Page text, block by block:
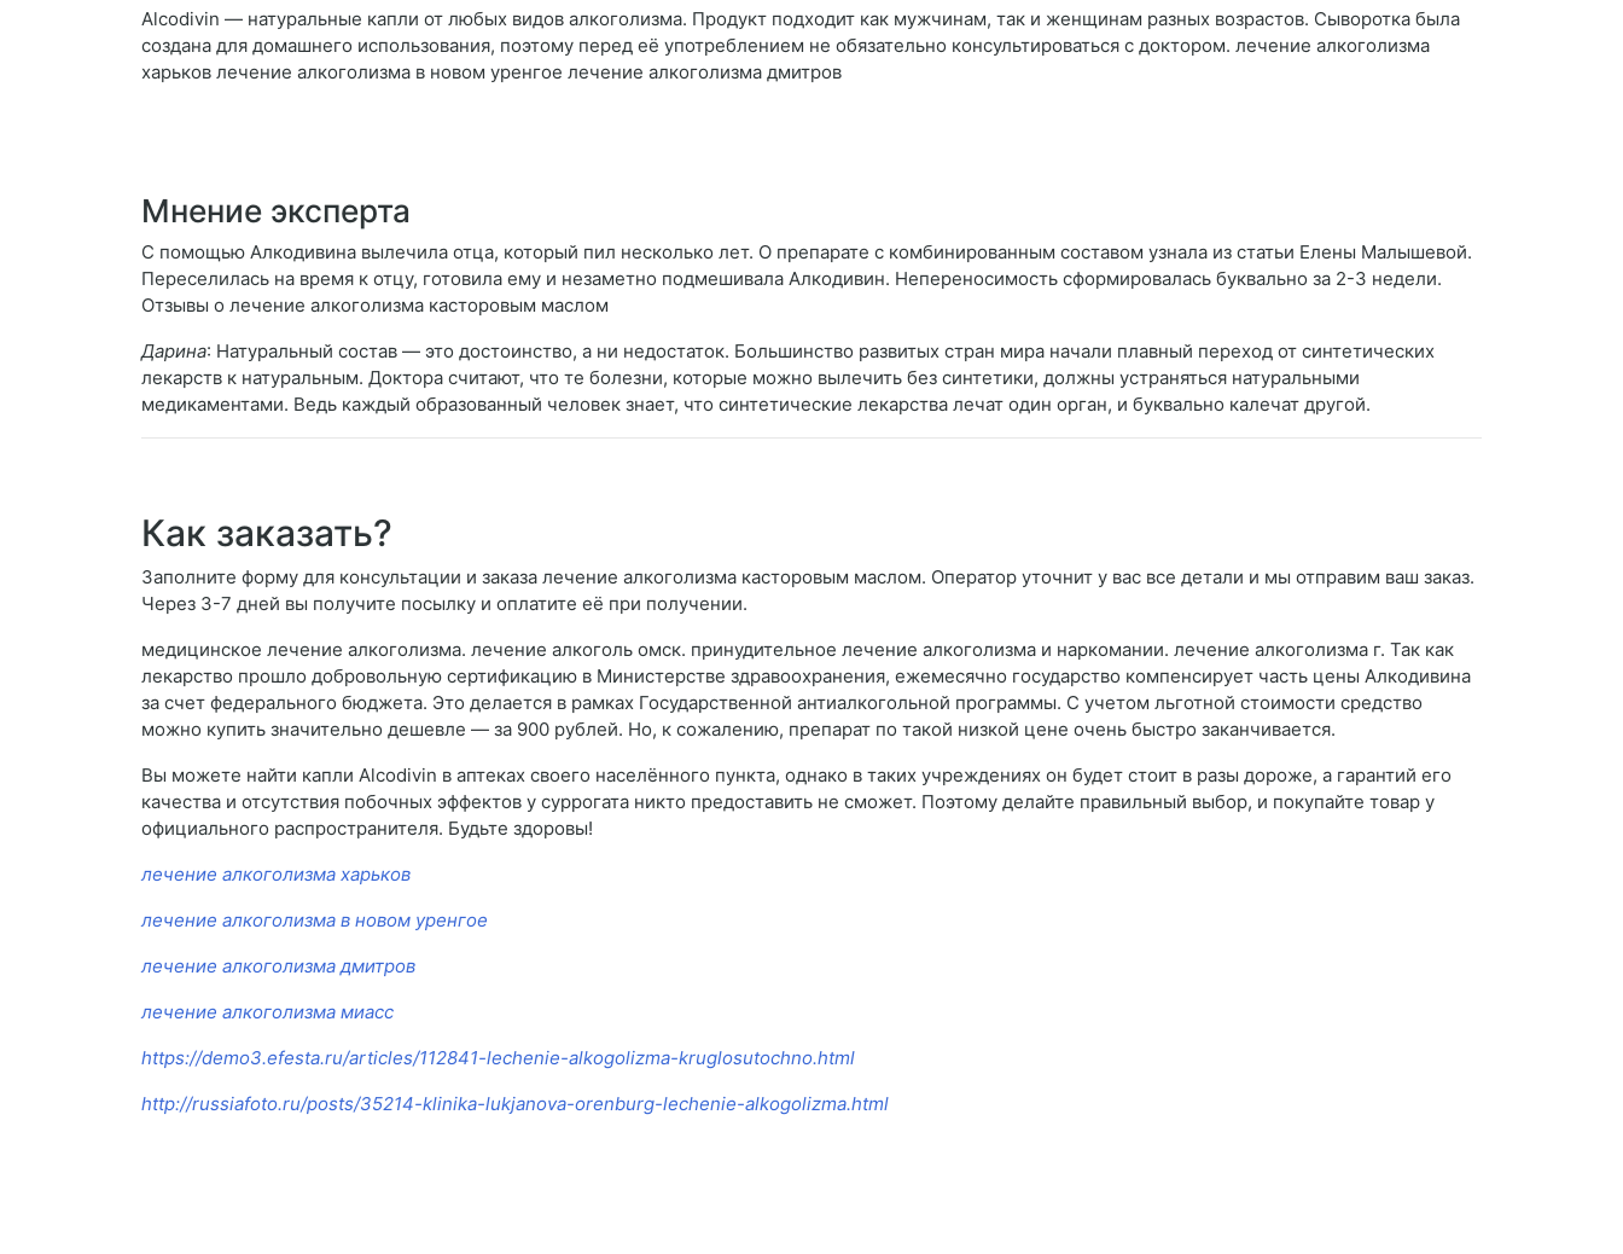
Alcodivin — натуральные капли от любых видов алкоголизма. Продукт подходит как мужчинам, так и женщинам разных возрастов. Сыворотка была
создана для домашнего использования, поэтому перед её употреблением не обязательно консультироваться с доктором. лечение алкоголизма
харьков лечение алкоголизма в новом уренгое лечение алкоголизма дмитров
Мнение эксперта
С помощью Алкодивина вылечила отца, который пил несколько лет. О препарате с комбинированным составом узнала из статьи Елены Малышевой.
Переселилась на время к отцу, готовила ему и незаметно подмешивала Алкодивин. Непереносимость сформировалась буквально за 2-3 недели.
Отзывы о лечение алкоголизма касторовым маслом
Дарина: Натуральный состав — это достоинство, а ни недостаток. Большинство развитых стран мира начали плавный переход от синтетических
лекарств к натуральным. Доктора считают, что те болезни, которые можно вылечить без синтетики, должны устраняться натуральными
медикаментами. Ведь каждый образованный человек знает, что синтетические лекарства лечат один орган, и буквально калечат другой.
Как заказать?
Заполните форму для консультации и заказа лечение алкоголизма касторовым маслом. Оператор уточнит у вас все детали и мы отправим ваш заказ.
Через 3-7 дней вы получите посылку и оплатите её при получении.
медицинское лечение алкоголизма. лечение алкоголь омск. принудительное лечение алкоголизма и наркомании. лечение алкоголизма г. Так как
лекарство прошло добровольную сертификацию в Министерстве здравоохранения, ежемесячно государство компенсирует часть цены Алкодивина
за счет федерального бюджета. Это делается в рамках Государственной антиалкогольной программы. С учетом льготной стоимости средство
можно купить значительно дешевле — за 900 рублей. Но, к сожалению, препарат по такой низкой цене очень быстро заканчивается.
Вы можете найти капли Alcodivin в аптеках своего населённого пункта, однако в таких учреждениях он будет стоит в разы дороже, а гарантий его
качества и отсутствия побочных эффектов у суррогата никто предоставить не сможет. Поэтому делайте правильный выбор, и покупайте товар у
официального распространителя. Будьте здоровы!
лечение алкоголизма харьков
лечение алкоголизма в новом уренгое
лечение алкоголизма дмитров
лечение алкоголизма миасс
https://demo3.efesta.ru/articles/112841-lechenie-alkogolizma-kruglosutochno.html
http://russiafoto.ru/posts/35214-klinika-lukjanova-orenburg-lechenie-alkogolizma.html